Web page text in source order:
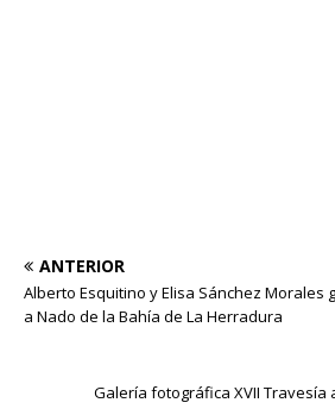
ANTERIOR
Alberto Esquitino y Elisa Sánchez Morales
a Nado de la Bahía de La Herradura
Galería fotográfica XVII Travesía